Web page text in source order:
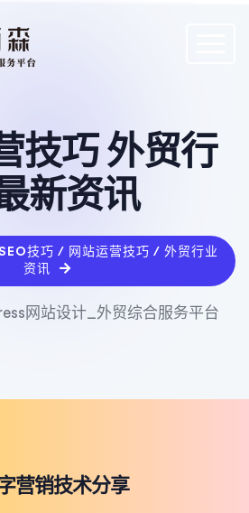
技巧 外贸行
新资讯
技巧 / 网站运营技巧 / 外贸行业
资讯
网站设计_外贸综合服务平台
营销技术分享